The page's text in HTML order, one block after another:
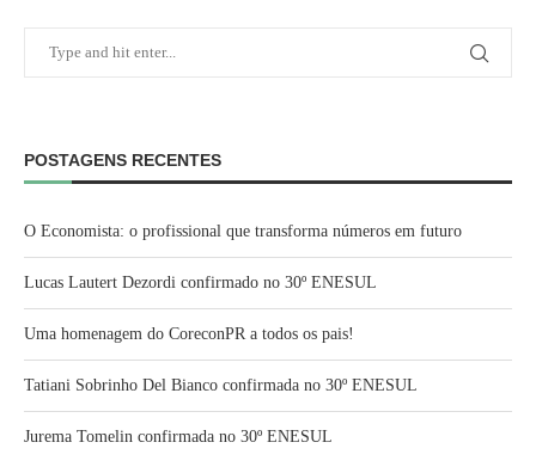
POSTAGENS RECENTES
O Economista: o profissional que transforma números em futuro
Lucas Lautert Dezordi confirmado no 30º ENESUL
Uma homenagem do CoreconPR a todos os pais!
Tatiani Sobrinho Del Bianco confirmada no 30º ENESUL
Jurema Tomelin confirmada no 30º ENESUL